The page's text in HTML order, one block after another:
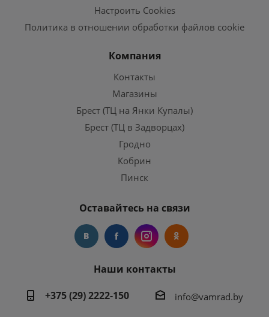
Настроить Cookies
Политика в отношении обработки файлов cookie
Компания
Контакты
Магазины
Брест (ТЦ на Янки Купалы)
Брест (ТЦ в Задворцах)
Гродно
Кобрин
Пинск
Оставайтесь на связи
Наши контакты
+375 (29) 2222-150
info@vamrad.by